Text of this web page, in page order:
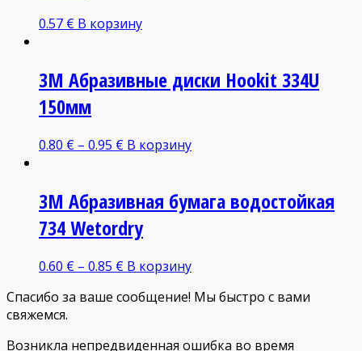
0.57 € В корзину
3M Абразивные диски Hoоkit 334U
150мм
0.80 € – 0.95 € В корзину
3M Абразивная бумага водостойкая
734 Wetordry
0.60 € – 0.85 € В корзину
Спасибо за ваше сообщение! Мы быстро с вами
свяжемся.
Возникла непредвиденная ошибка во время